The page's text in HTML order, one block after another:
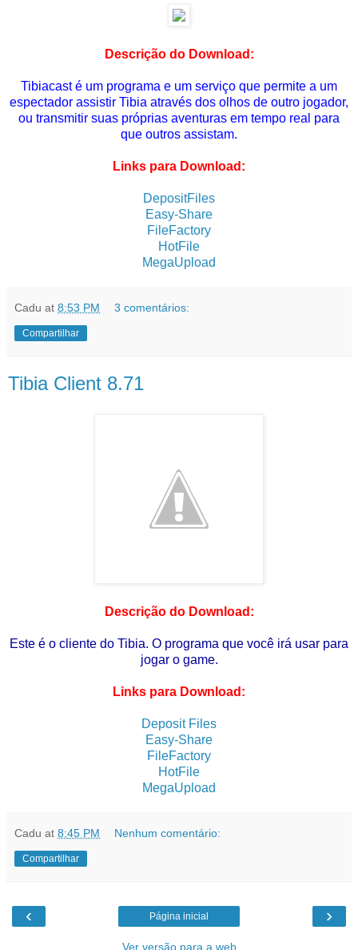
Descrição do Download:
Tibiacast é um programa e um serviço que permite a um
espectador assistir Tibia através dos olhos de outro jogador,
ou transmitir suas próprias aventuras em tempo real para
que outros assistam.
Links para Download:
DepositFiles
Easy-Share
FileFactory
HotFile
MegaUpload
Cadu at 8:53 PM 3 comentários:
Compartilhar
Tibia Client 8.71
Descrição do Download:
Este é o cliente do Tibia. O programa que você irá usar para
jogar o game.
Links para Download:
Deposit Files
Easy-Share
FileFactory
HotFile
MegaUpload
Cadu at 8:45 PM Nenhum comentário:
Compartilhar
‹ ›
Página inicial
Ver versão para a web